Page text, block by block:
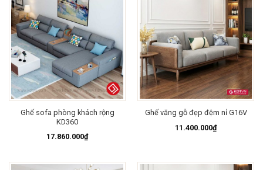
Ghế sofa phòng khách rộng
KD360
17.860.000₫
Ghế văng gỗ đẹp đệm nỉ G16V
11.400.000₫